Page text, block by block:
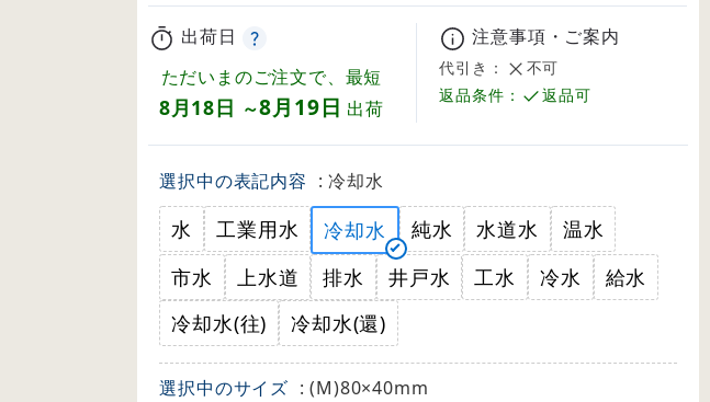
出荷日
ただいまのご注文で、最短
8月18日 ～8月19日 出荷
注意事項・ご案内
代引き：
不可
返品条件：
返品可
選択中の表記内容 : 冷却水
水 工業用水 冷却水 純水 水道水
温水
市水
上水道 排水 井戸水 工水 冷水
給水
冷却水(往)
冷却水(還)
選択中のサイズ : (M)80×40mm